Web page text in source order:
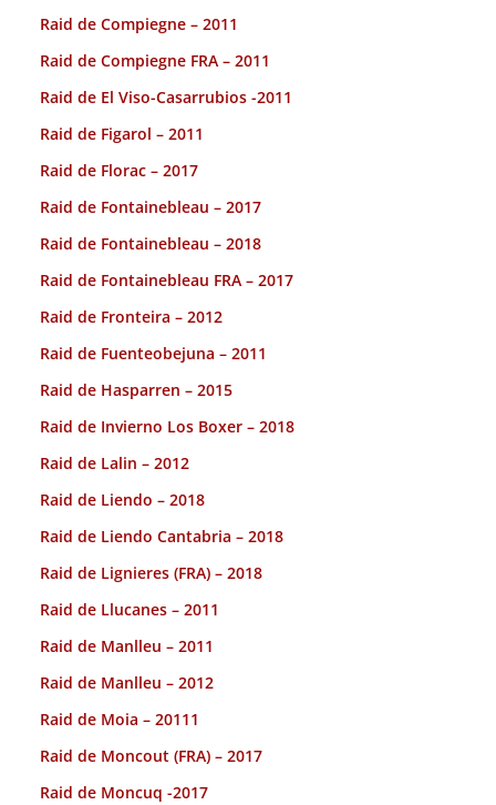
Raid de Compiegne – 2011
Raid de Compiegne FRA – 2011
Raid de El Viso-Casarrubios -2011
Raid de Figarol – 2011
Raid de Florac – 2017
Raid de Fontainebleau – 2017
Raid de Fontainebleau – 2018
Raid de Fontainebleau FRA – 2017
Raid de Fronteira – 2012
Raid de Fuenteobejuna – 2011
Raid de Hasparren – 2015
Raid de Invierno Los Boxer – 2018
Raid de Lalin – 2012
Raid de Liendo – 2018
Raid de Liendo Cantabria – 2018
Raid de Lignieres (FRA) – 2018
Raid de Llucanes – 2011
Raid de Manlleu – 2011
Raid de Manlleu – 2012
Raid de Moia – 20111
Raid de Moncout (FRA) – 2017
Raid de Moncuq -2017